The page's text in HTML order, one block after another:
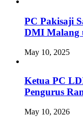
PC Pakisaji
DMI Malang
May 10, 2025
Ketua PC
Pengurus
May 10, 2026